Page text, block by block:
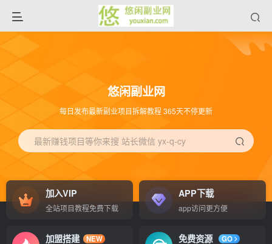
悠闲副业网
每日发布最新副业项目拆解教程 365天不停更新
最新赚钱项目等你来搜 站长微信 yx-q-cy
加入VIP
全站项目教程免费下载
APP下载
app访问更方便
加盟搭建
NEW
免费资源
GO